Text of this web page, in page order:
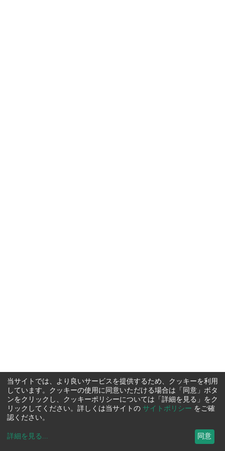
当サイトでは、より良いサービスを提供するため、クッキーを利用
しています。クッキーの使用に同意いただける場合は「同意」ボタ
ンをクリックし、クッキーポリシーについては「詳細を見る」をク
リックしてください。詳しくは当サイトの サイトポリシー をご確
認ください。
詳細を見る ... 同意